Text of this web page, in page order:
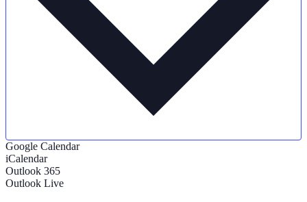
Google Calendar
iCalendar
Outlook 365
Outlook Live